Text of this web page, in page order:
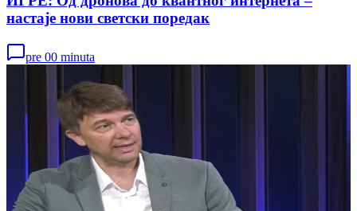
настаје нови светски поредак
pre 00 minuta